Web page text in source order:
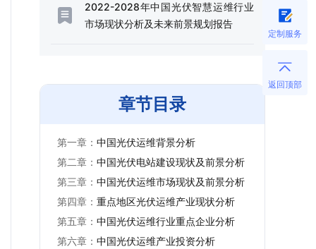
2022-2028年中国光伏智慧运维行业
市场现状分析及未来前景规划报告
章节目录
第一章： 中国光伏运维背景分析
第二章： 中国光伏电站建设现状及前景分析
第三章： 中国光伏运维市场现状及前景分析
第四章： 重点地区光伏运维产业现状分析
第五章： 中国光伏运维行业重点企业分析
第六章： 中国光伏运维产业投资分析
定制服务
返回顶部